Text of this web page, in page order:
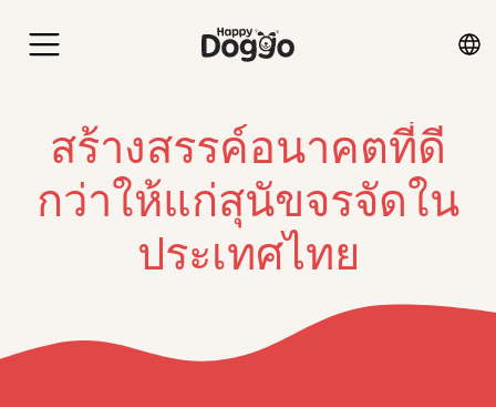
สร้างสรรค์อนาคตที่ดี
กว่าให้แก่สุนัขจรจัดใน
ประเทศไทย